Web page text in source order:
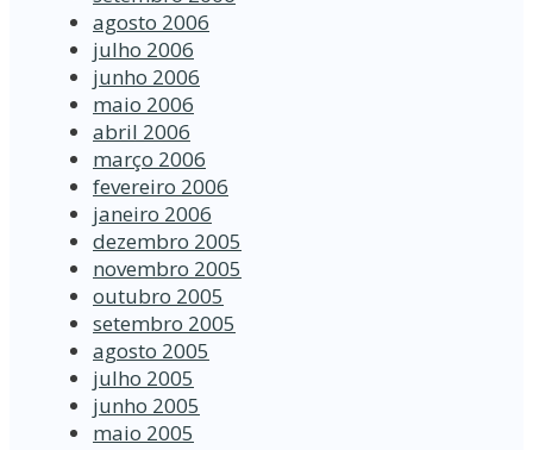
agosto 2006
julho 2006
junho 2006
maio 2006
abril 2006
março 2006
fevereiro 2006
janeiro 2006
dezembro 2005
novembro 2005
outubro 2005
setembro 2005
agosto 2005
julho 2005
junho 2005
maio 2005